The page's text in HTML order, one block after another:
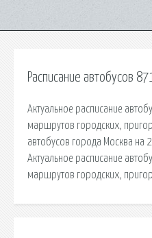
Расписание автобусов
Актуальное расписание
маршрутов городских,
автобусов города Москва на
Актуальное расписание
маршрутов городских,